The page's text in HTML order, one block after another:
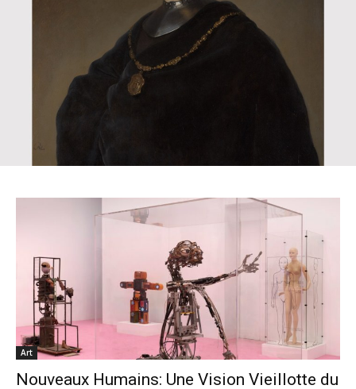
Art
Nouveaux Humains: Une Vision Vieillotte du